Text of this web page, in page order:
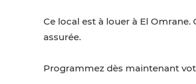
Ce local est à louer à El
assurée.
Programmez dès maintenant